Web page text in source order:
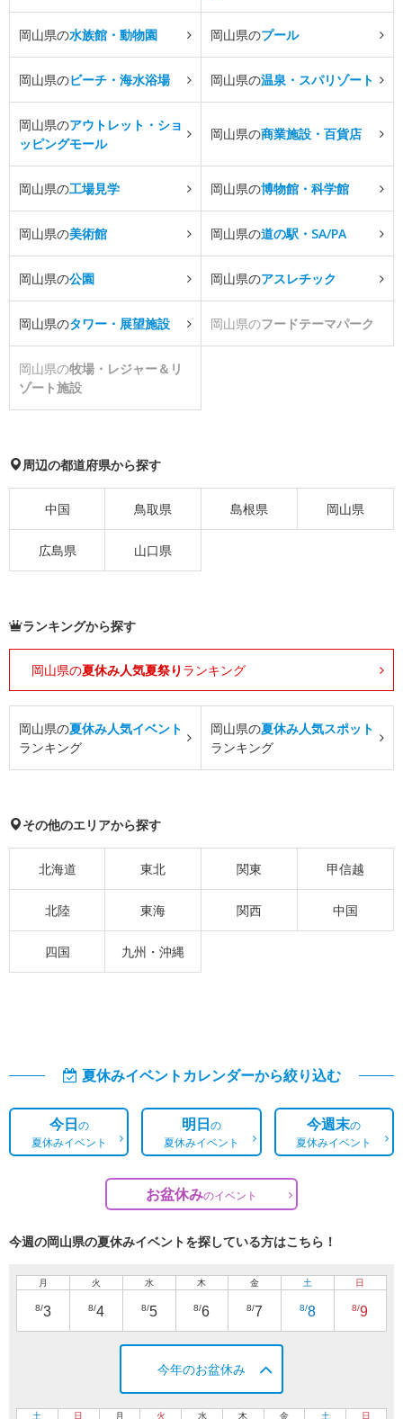
岡山県の水族館・動物園 岡山県のプール
岡山県のビーチ・海水浴場 岡山県の温泉・スパリゾート
岡山県のアウトレット・ショ
ッピングモール
岡山県の商業施設・百貨店
岡山県の工場見学 岡山県の博物館・科学館
岡山県の美術館 岡山県の道の駅・SA/PA
岡山県の公園 岡山県のアスレチック
岡山県のタワー・展望施設 岡山県のフードテーマパーク
岡山県の牧場・レジャー＆リ
ゾート施設
周辺の都道府県から探す
中国 鳥取県 島根県 岡山県
広島県 山口県
ランキングから探す
岡山県の夏休み人気夏祭り ランキング
岡山県の夏休み人気イベント
ランキング
岡山県の夏休み人気スポット
ランキング
その他のエリアから探す
北海道 東北 関東 甲信越
北陸 東海 関西 中国
四国 九州・沖縄
夏休みイベントカレンダーから絞り込む
今日の
夏休みイベント
明日の
夏休みイベント
今週末の
夏休みイベント
お盆休みのイベント
今週の岡山県の夏休みイベントを探している方はこちら！
月
8/3
火
8/4
水
8/5
木
8/6
金
8/7
土
8/8
日
8/9
今年のお盆休み
土 日 月 火 水 木 金 土 日